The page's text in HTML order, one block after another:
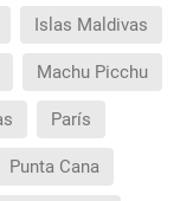
Islas Maldivas
Machu Picchu
París
Punta Cana